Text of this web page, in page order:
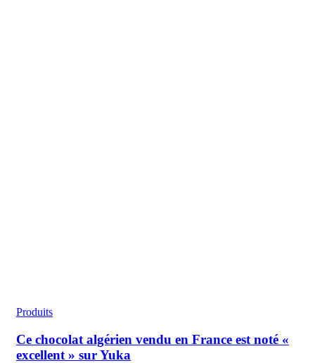
Produits
Ce chocolat algérien vendu en France est noté «
excellent » sur Yuka